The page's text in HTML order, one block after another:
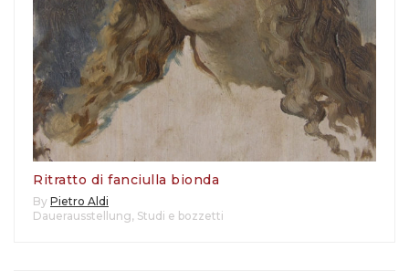
Ritratto di fanciulla bionda
By Pietro Aldi
Dauerausstellung, Studi e bozzetti